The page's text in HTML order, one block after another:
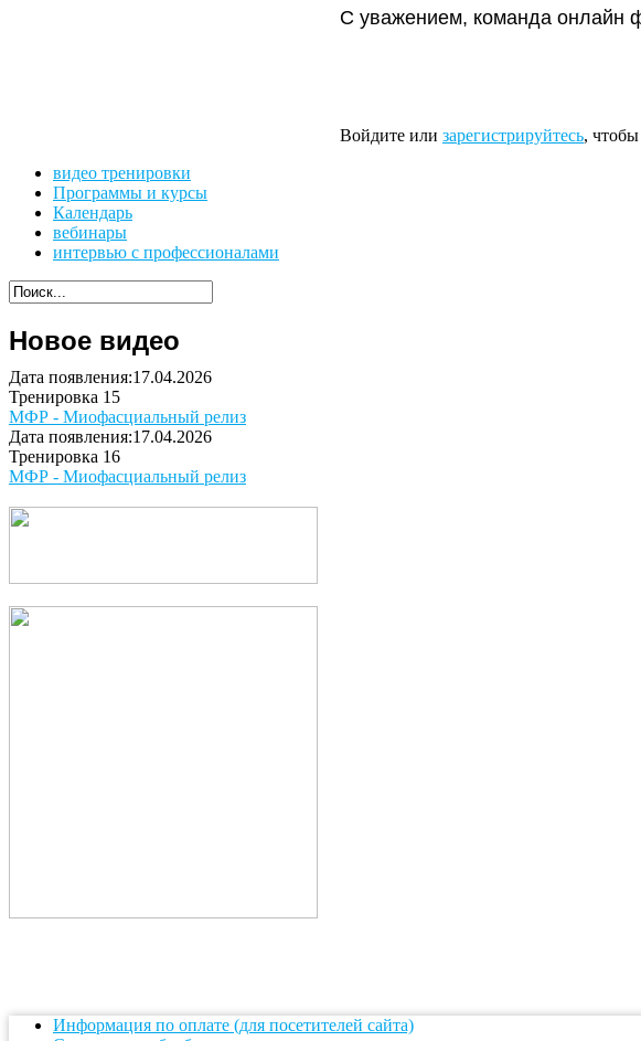
С уважением, команда онлайн
Войдите или зарегистрируйтесь,
видео тренировки
Программы и курсы
Календарь
вебинары
интервью с профессионалами
Новое видео
Дата появления:17.04.2026
Тренировка 15
МФР - Миофасциальный релиз
Дата появления:17.04.2026
Тренировка 16
МФР - Миофасциальный релиз
Информация по оплате (для посетителей сайта)